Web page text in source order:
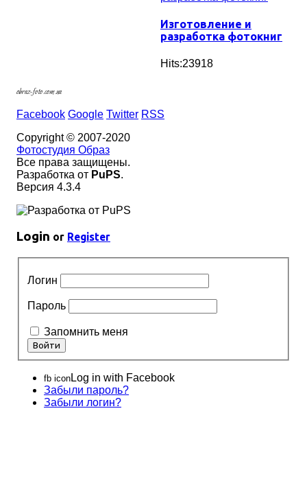
Изготовление и
разработка фотокниг
Hits:23918
obraz-foto.com.ua
Facebook Google Twitter RSS
Copyright © 2007-2020
Фотостудия Образ
Все права защищены.
Разработка от PuPS.
Версия 4.3.4
Login or Register
Логин
Пароль
Запомнить меня
fb icon Log in with Facebook
Забыли пароль?
Забыли логин?